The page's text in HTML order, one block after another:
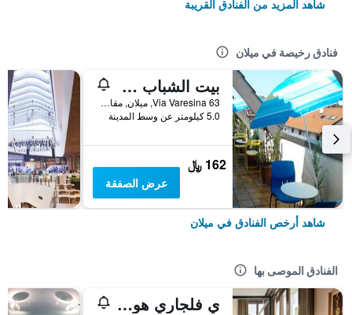
شاهد المزيد من الفنادق القريبة
فنادق رخيصة في ميلان
بيت الشباب ستار
Via Varesina 63, ميلان, مقاطعة ميلانو, إيطاليا
5.0 كيلومتر عن وسط المدينة
162 ﷼
عرض الصفقة
شاهد أرخص الفنادق في ميلان
الفنادق الموصى بها
ي فلجاري هوتل ميلانو